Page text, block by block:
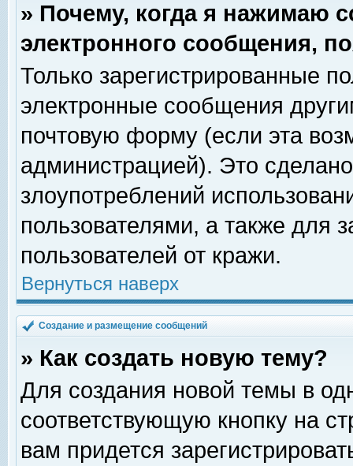
» Почему, когда я нажимаю
электронного сообщения,
Только зарегистрированные
электронные сообщения
почтовую форму (если эта
администрацией). Это
злоупотреблений
пользователями, а также для
пользователей от кражи.
Вернуться наверх
Создание и размещение сообщений
» Как создать новую тему?
Для создания новой темы в
соответствующую кнопку на
вам придется